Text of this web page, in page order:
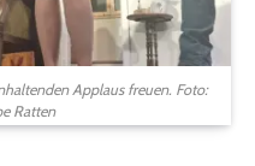
Applaus freuen. Foto:
Ratten